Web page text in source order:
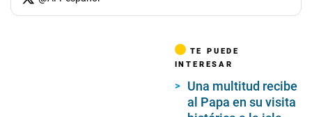
TE PUEDE
INTERESAR
Una multitud recibe
al Papa en su visita